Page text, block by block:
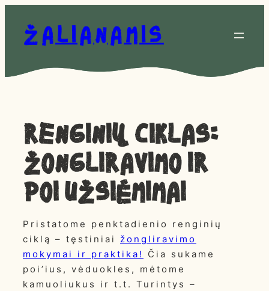
prie
turinio
Žalianamis
Renginių ciklas:
Žongliravimo ir
poi užsiėmimai
Pristatome penktadienio renginių
ciklą – tęstiniai žongliravimo
mokymai ir praktika!
Čia sukame
poi’ius, vėduokles, mėtome
kamuoliukus ir t.t. Turintys –